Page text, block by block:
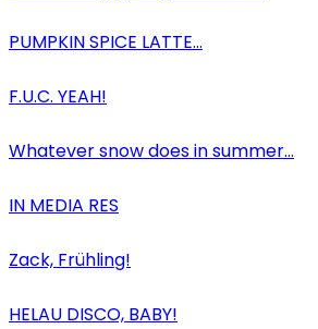
PUMPKIN SPICE LATTE…
F.U.C. YEAH!
Whatever snow does in summer…
IN MEDIA RES
Zack, Frühling!
HELAU DISCO, BABY!